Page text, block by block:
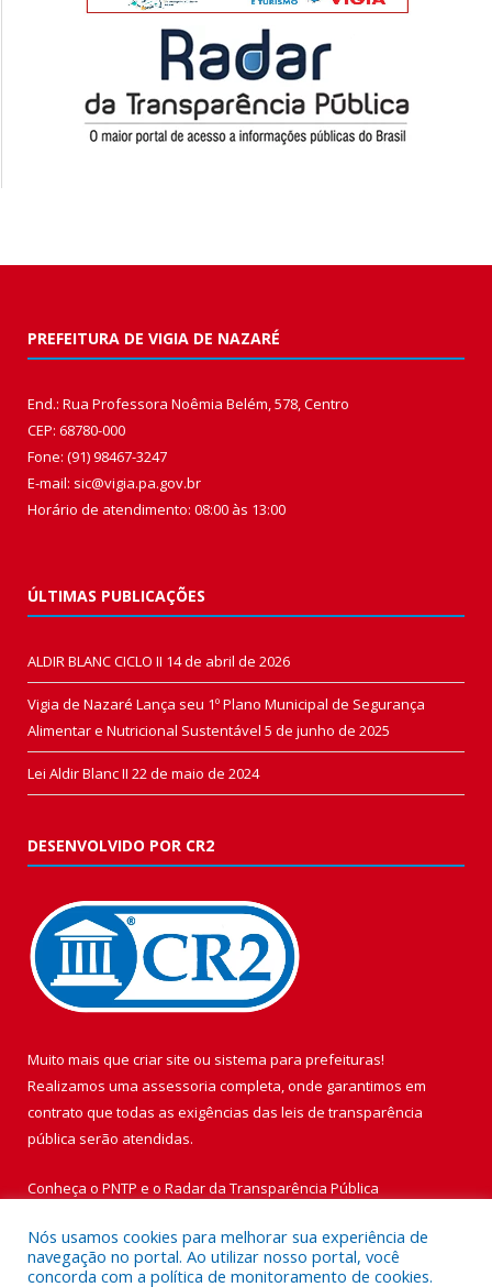
PREFEITURA DE VIGIA DE NAZARÉ
End.: Rua Professora Noêmia Belém, 578, Centro
CEP: 68780-000
Fone: (91) 98467-3247
E-mail: sic@vigia.pa.gov.br
Horário de atendimento: 08:00 às 13:00
ÚLTIMAS PUBLICAÇÕES
ALDIR BLANC CICLO II 14 de abril de 2026
Vigia de Nazaré Lança seu 1º Plano Municipal de Segurança
Alimentar e Nutricional Sustentável 5 de junho de 2025
Lei Aldir Blanc II 22 de maio de 2024
DESENVOLVIDO POR CR2
Muito mais que criar site ou sistema para prefeituras!
Realizamos uma assessoria completa, onde garantimos em
contrato que todas as exigências das leis de transparência
pública serão atendidas.
Conheça o PNTP e o Radar da Transparência Pública
Nós usamos cookies para melhorar sua experiência de
navegação no portal. Ao utilizar nosso portal, você
concorda com a política de monitoramento de cookies.